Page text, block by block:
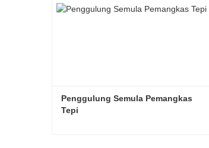
Penggulung Semula Pemangkas
Tepi